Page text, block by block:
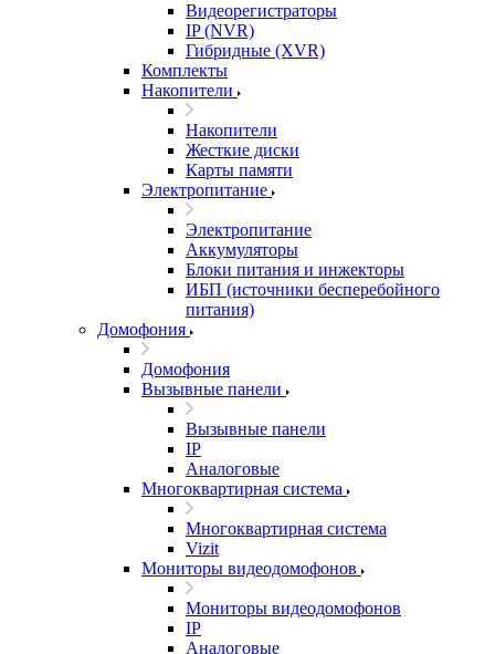
Видеорегистраторы
IP (NVR)
Гибридные (XVR)
Комплекты
Накопители
Накопители
Жесткие диски
Карты памяти
Электропитание
Электропитание
Аккумуляторы
Блоки питания и инжекторы
ИБП (источники бесперебойного
питания)
Домофония
Домофония
Вызывные панели
Вызывные панели
IP
Аналоговые
Многоквартирная система
Многоквартирная система
Vizit
Мониторы видеодомофонов
Мониторы видеодомофонов
IP
Аналоговые